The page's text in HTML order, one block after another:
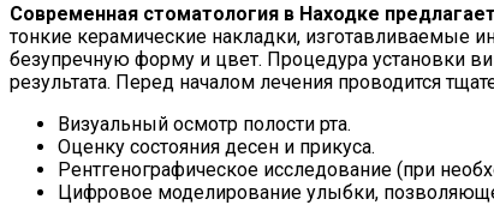
Современная стоматология в Находке
тонкие керамические накладки, изготавливаемые
безупречную форму и цвет. Процедура установки
результата. Перед началом лечения проводится
Визуальный осмотр полости рта.
Оценку состояния десен и прикуса.
Рентгенографическое исследование (при
Цифровое моделирование улыбки,